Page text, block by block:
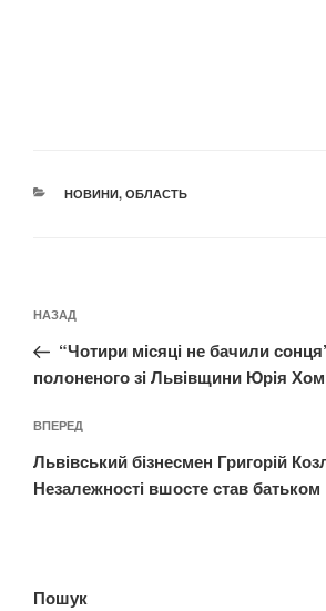
КАТЕГОРІЇ
НОВИНИ, ОБЛАСТЬ
записів
Попередній
запис:
НАЗАД
“Чотири місяці не бачили
полоненого зі Львівщини Юрія
Наступний
запис
ВПЕРЕД
Львівський бізнесмен Григорій
Незалежності вшосте став батьком
Пошук